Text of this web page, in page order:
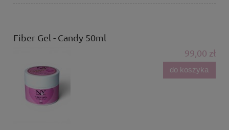
Fiber Gel - Candy 50ml
99,00 zł
do koszyka